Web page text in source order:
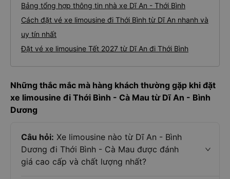
Bảng tổng hợp thông tin nhà xe Dĩ An - Thới Bình
Cách đặt vé xe limousine đi Thới Bình từ Dĩ An nhanh và
uy tín nhất
Đặt vé xe limousine Tết 2027 từ Dĩ An đi Thới Bình
Những thắc mắc mà hàng khách thường gặp khi đặt
xe limousine đi Thới Bình - Cà Mau từ Dĩ An - Bình
Dương
Câu hỏi: Xe limousine nào từ Dĩ An - Bình
Dương đi Thới Bình - Cà Mau được đánh
giá cao cấp và chất lượng nhất?